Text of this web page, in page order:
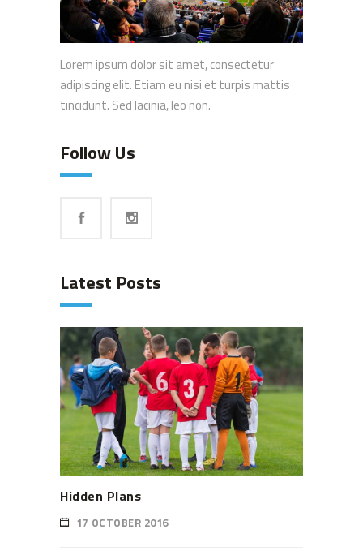
Lorem ipsum dolor sit amet, consectetur
adipiscing elit. Etiam eu nisi et turpis mattis
tincidunt. Sed lacinia, leo non.
Follow Us
Latest Posts
Hidden Plans
17 OCTOBER 2016